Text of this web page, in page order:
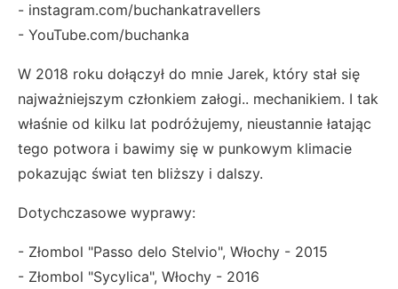
- instagram.com/buchankatravellers
- YouTube.com/buchanka
W 2018 roku dołączył do mnie Jarek, który stał się
najważniejszym członkiem załogi.. mechanikiem. I tak
właśnie od kilku lat podróżujemy, nieustannie łatając
tego potwora i bawimy się w punkowym klimacie
pokazując świat ten bliższy i dalszy.
Dotychczasowe wyprawy:
- Złombol "Passo delo Stelvio", Włochy - 2015
- Złombol "Sycylica", Włochy - 2016